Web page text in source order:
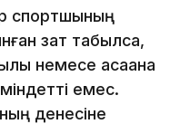
спортшының
зат табылса,
немесе қасақана
емес.
денесіне